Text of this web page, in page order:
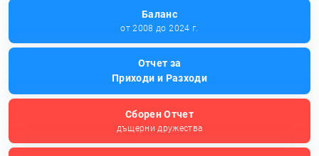
Баланс
от 2008 до 2024 г.
Отчет за
Приходи и Разходи
Сборен Отчет
дъщерни дружества